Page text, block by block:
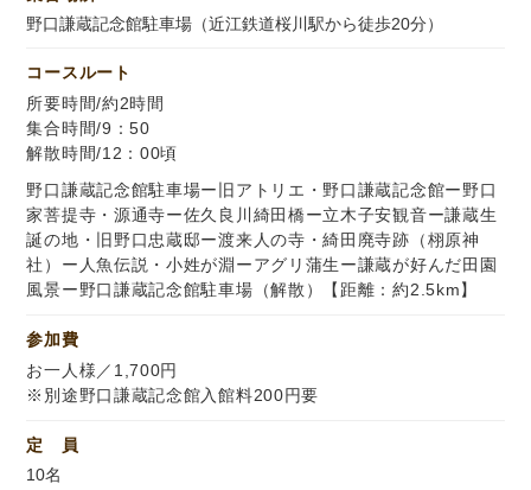
野口謙蔵記念館駐車場（近江鉄道桜川駅から徒歩20分）
コースルート
所要時間/約2時間
集合時間/9：50
解散時間/12：00頃
野口謙蔵記念館駐車場ー旧アトリエ・野口謙蔵記念館ー野口
家菩提寺・源通寺ー佐久良川綺田橋ー立木子安観音ー謙蔵生
誕の地・旧野口忠蔵邸ー渡来人の寺・綺田廃寺跡（栩原神
社）ー人魚伝説・小姓が淵ーアグリ蒲生ー謙蔵が好んだ田園
風景ー野口謙蔵記念館駐車場（解散）【距離：約2.5km】
参加費
お一人様／1,700円
※別途野口謙蔵記念館入館料200円要
定 員
10名